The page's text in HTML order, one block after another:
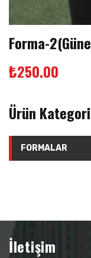
Forma-
₺250.00
Ürün
FORMALAR
İletişim